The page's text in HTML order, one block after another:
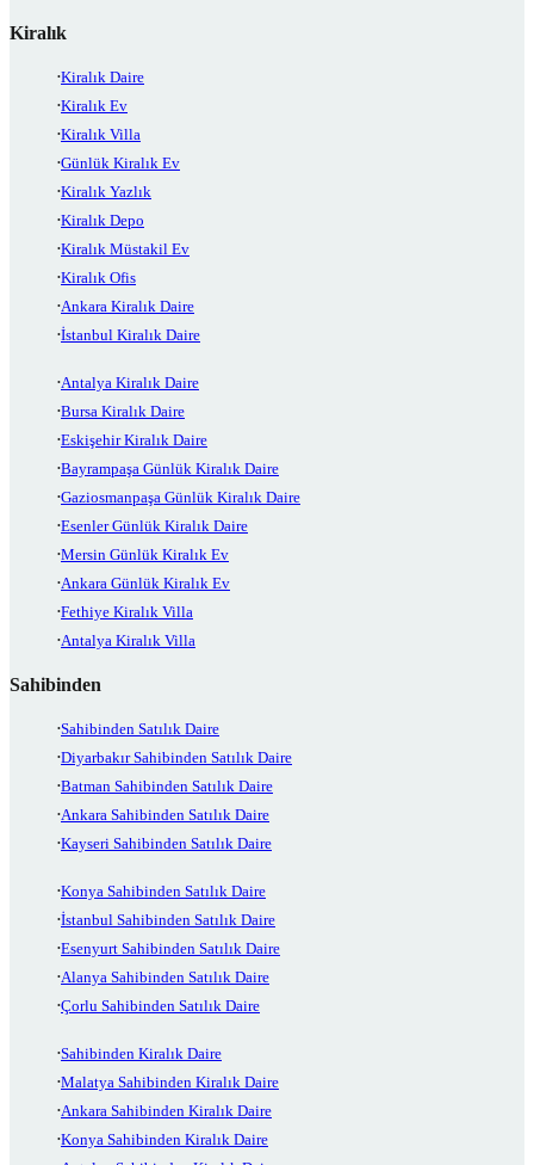
Kiralık
Kiralık Daire
Kiralık Ev
Kiralık Villa
Günlük Kiralık Ev
Kiralık Yazlık
Kiralık Depo
Kiralık Müstakil Ev
Kiralık Ofis
Ankara Kiralık Daire
İstanbul Kiralık Daire
Antalya Kiralık Daire
Bursa Kiralık Daire
Eskişehir Kiralık Daire
Bayrampaşa Günlük Kiralık Daire
Gaziosmanpaşa Günlük Kiralık Daire
Esenler Günlük Kiralık Daire
Mersin Günlük Kiralık Ev
Ankara Günlük Kiralık Ev
Fethiye Kiralık Villa
Antalya Kiralık Villa
Sahibinden
Sahibinden Satılık Daire
Diyarbakır Sahibinden Satılık Daire
Batman Sahibinden Satılık Daire
Ankara Sahibinden Satılık Daire
Kayseri Sahibinden Satılık Daire
Konya Sahibinden Satılık Daire
İstanbul Sahibinden Satılık Daire
Esenyurt Sahibinden Satılık Daire
Alanya Sahibinden Satılık Daire
Çorlu Sahibinden Satılık Daire
Sahibinden Kiralık Daire
Malatya Sahibinden Kiralık Daire
Ankara Sahibinden Kiralık Daire
Konya Sahibinden Kiralık Daire